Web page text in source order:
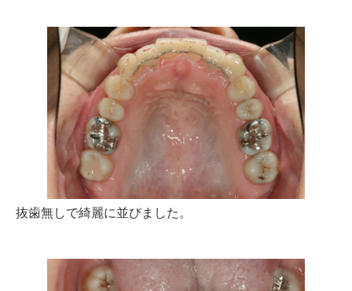
抜歯無しで綺麗に並びました。